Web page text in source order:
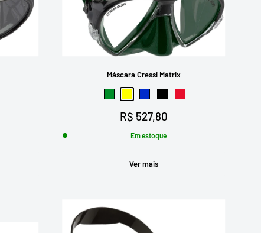
Máscara Cressi Matrix
Preço
promocional
R$ 527,80
Em estoque
Ver mais